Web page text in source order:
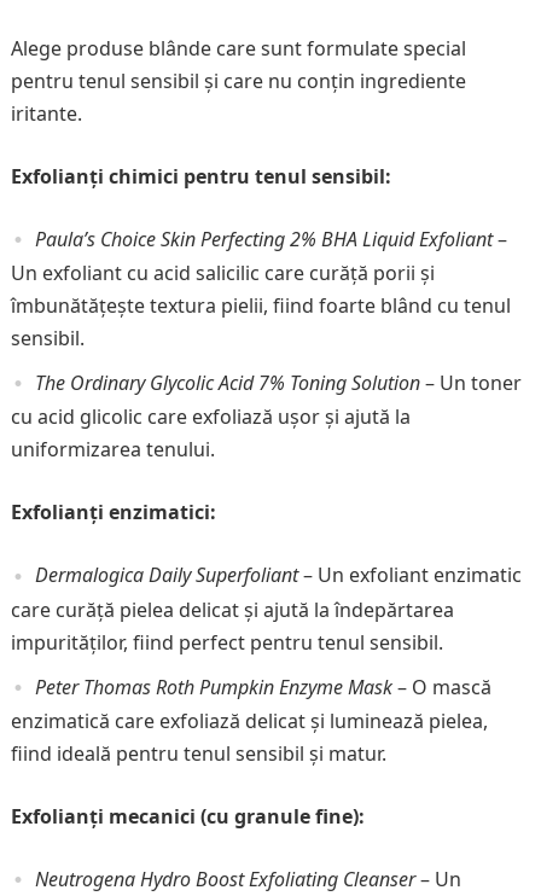
Alege produse blânde care sunt formulate special
pentru tenul sensibil și care nu conțin ingrediente
iritante.
Exfolianți chimici pentru tenul sensibil:
Paula’s Choice Skin Perfecting 2% BHA Liquid Exfoliant–
Un exfoliant cu acid salicilic care curăță porii și
îmbunătățește textura pielii, fiind foarte blând cu tenul
sensibil.
The Ordinary Glycolic Acid 7% Toning Solution– Un toner
cu acid glicolic care exfoliază ușor și ajută la
uniformizarea tenului.
Exfolianți enzimatici:
Dermalogica Daily Superfoliant– Un exfoliant enzimatic
care curăță pielea delicat și ajută la îndepărtarea
impurităților, fiind perfect pentru tenul sensibil.
Peter Thomas Roth Pumpkin Enzyme Mask– O mască
enzimatică care exfoliază delicat și luminează pielea,
fiind ideală pentru tenul sensibil și matur.
Exfolianți mecanici (cu granule fine):
Neutrogena Hydro Boost Exfoliating Cleanser– Un